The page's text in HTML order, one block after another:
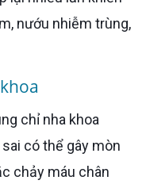
nướu nhiễm trùng,
có thể gây mòn
chảy máu chân